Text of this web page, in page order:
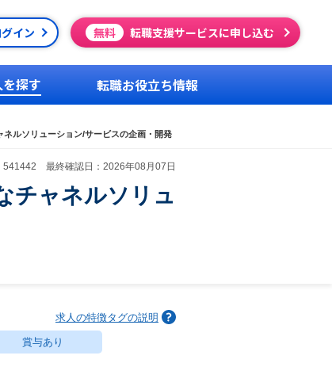
イン 無料 転職支援サービスに申し込む
探す 転職お役立ち情報
ルソリューション/サービスの企画・開発
541442 最終確認日：2026年08月07日
チャネルソリュ
求人の特徴タグの説明
賞与あり